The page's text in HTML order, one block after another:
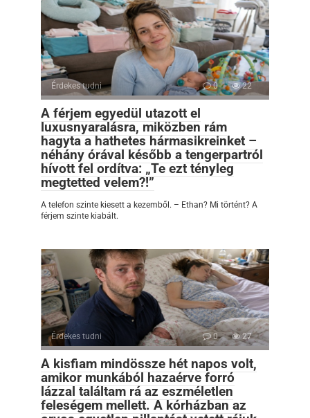
Érdekes tudni 0 22
A férjem egyedül utazott el
luxusnyaralásra, miközben rám
hagyta a hathetes hármasikreinket –
néhány órával később a tengerpartról
hívott fel ordítva: „Te ezt tényleg
megtetted velem?!”
A telefon szinte kiesett a kezemből. – Ethan? Mi történt? A
férjem szinte kiabált.
Érdekes tudni 0 27
A kisfiam mindössze hét napos volt,
amikor munkából hazaérve forró
lázzal találtam rá az eszméletlen
feleségem mellett. A kórházban az